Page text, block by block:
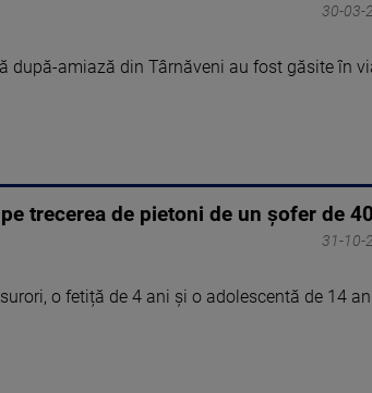
30-03-
după-amiază din Târnăveni au fost găsite în
trecerea de pietoni de un șofer de
31-10-
o fetiță de 4 ani și o adolescentă de 14